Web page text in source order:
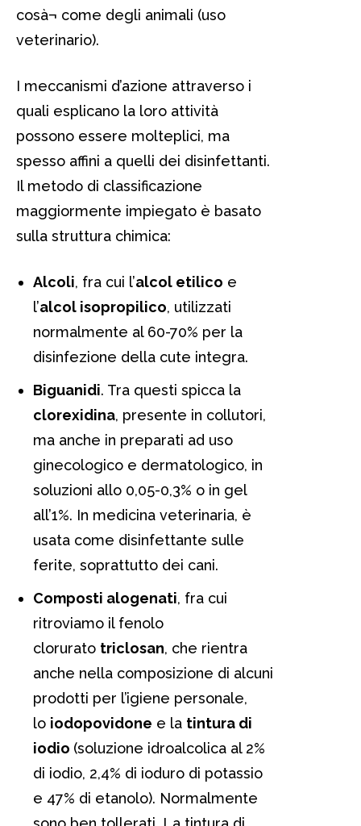
cosà¬ come degli animali (uso
veterinario).
I meccanismi d’azione attraverso i
quali esplicano la loro attività
possono essere molteplici, ma
spesso affini a quelli dei disinfettanti.
Il metodo di classificazione
maggiormente impiegato è basato
sulla struttura chimica:
Alcoli, fra cui l’alcol etilico e
l’alcol isopropilico, utilizzati
normalmente al 60-70% per la
disinfezione della cute integra.
Biguanidi. Tra questi spicca la
clorexidina, presente in collutori,
ma anche in preparati ad uso
ginecologico e dermatologico, in
soluzioni allo 0,05-0,3% o in gel
all’1%. In medicina veterinaria, è
usata come disinfettante sulle
ferite, soprattutto dei cani.
Composti alogenati, fra cui
ritroviamo il fenolo
clorurato triclosan, che rientra
anche nella composizione di alcuni
prodotti per l’igiene personale,
lo iodopovidone e la tintura di
iodio (soluzione idroalcolica al 2%
di iodio, 2,4% di ioduro di potassio
e 47% di etanolo). Normalmente